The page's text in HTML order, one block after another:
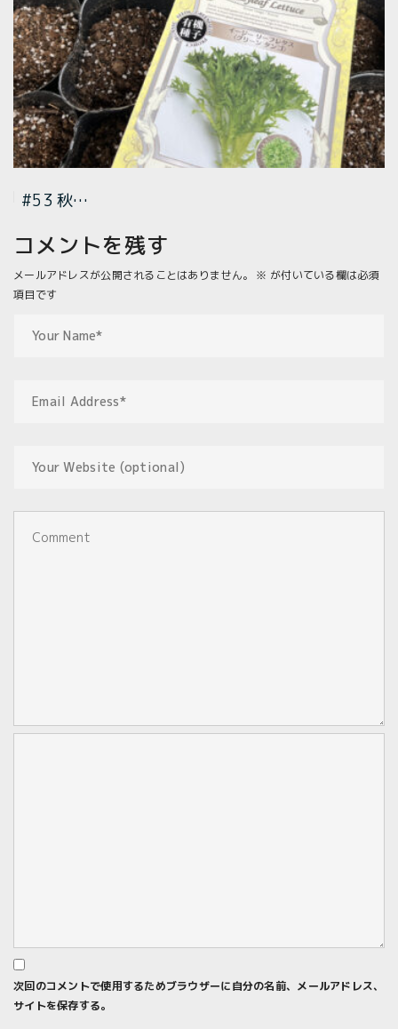
#51 ホ…
コメントを残す
メールアドレスが公開されることはありません。 ※ が付いている欄は必須
項目です
次回のコメントで使用するためブラウザーに自分の名前、メールアドレス、
サイトを保存する。